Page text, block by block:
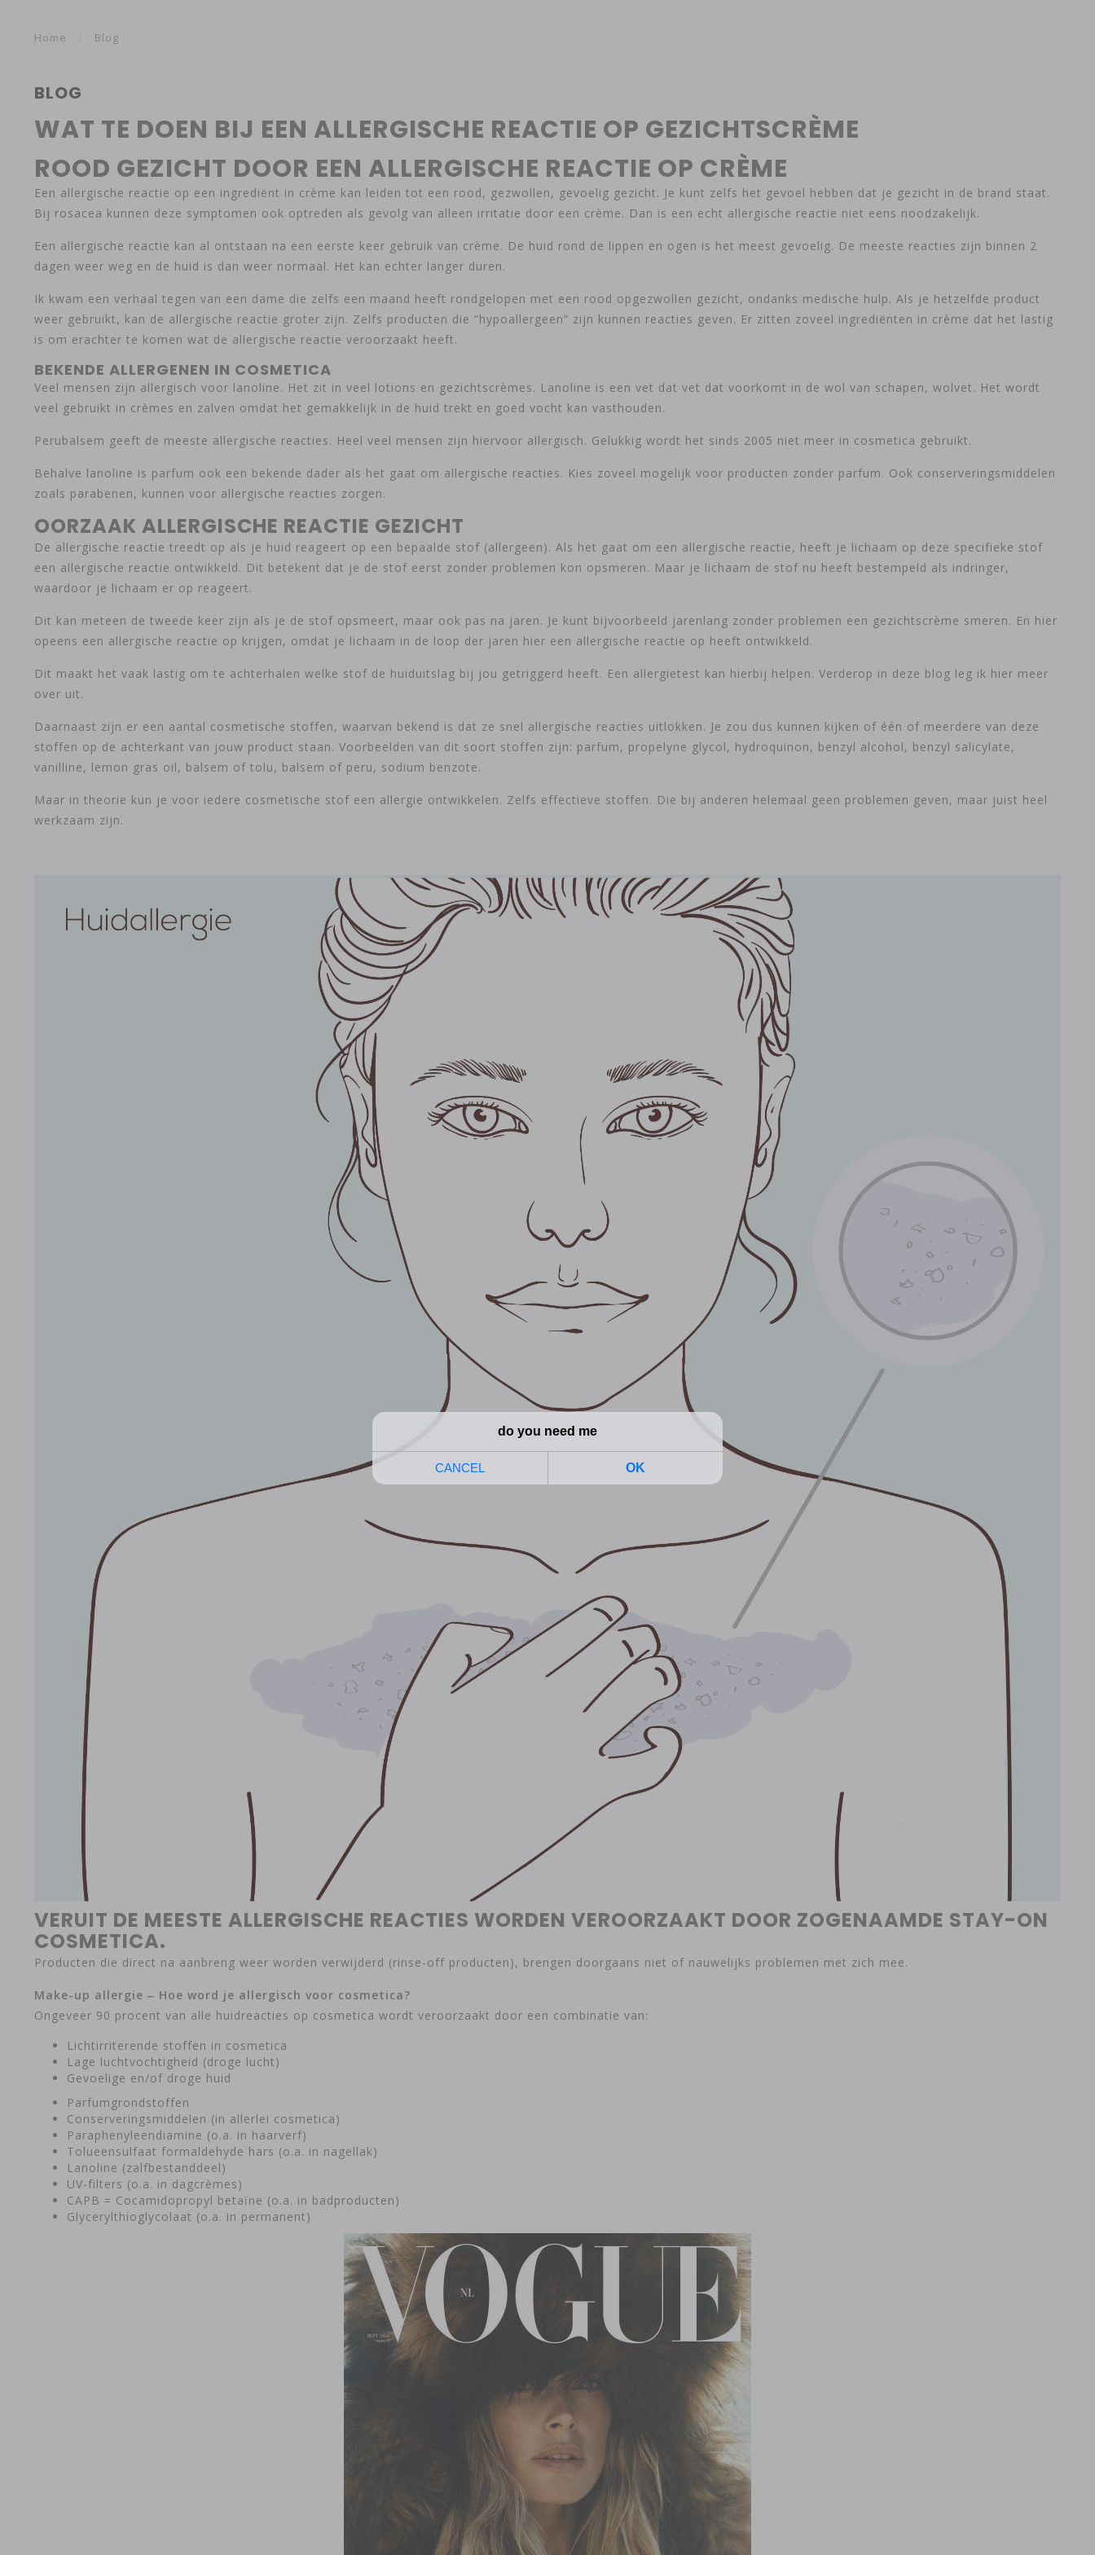
Home Blog
BLOG
WAT TE DOEN BIJ EEN ALLERGISCHE REACTIE OP GEZICHTSCRÈME
ROOD GEZICHT DOOR EEN ALLERGISCHE REACTIE OP CRÈME
Een allergische reactie op een ingrediënt in crème kan leiden tot een rood, gezwollen, gevoelig gezicht. Je kunt zelfs het gevoel hebben dat je gezicht in de brand staat.
Bij rosacea kunnen deze symptomen ook optreden als gevolg van alleen irritatie door een crème. Dan is een echt allergische reactie niet eens noodzakelijk.
Een allergische reactie kan al ontstaan na een eerste keer gebruik van crème. De huid rond de lippen en ogen is het meest gevoelig. De meeste reacties zijn binnen 2
dagen weer weg en de huid is dan weer normaal. Het kan echter langer duren.
Ik kwam een verhaal tegen van een dame die zelfs een maand heeft rondgelopen met een rood opgezwollen gezicht, ondanks medische hulp. Als je hetzelfde product
weer gebruikt, kan de allergische reactie groter zijn. Zelfs producten die “hypoallergeen” zijn kunnen reacties geven. Er zitten zoveel ingrediënten in crème dat het lastig
is om erachter te komen wat de allergische reactie veroorzaakt heeft.
BEKENDE ALLERGENEN IN COSMETICA
Veel mensen zijn allergisch voor lanoline. Het zit in veel lotions en gezichtscrèmes. Lanoline is een vet dat vet dat voorkomt in de wol van schapen, wolvet. Het wordt
veel gebruikt in crèmes en zalven omdat het gemakkelijk in de huid trekt en goed vocht kan vasthouden.
Perubalsem geeft de meeste allergische reacties. Heel veel mensen zijn hiervoor allergisch. Gelukkig wordt het sinds 2005 niet meer in cosmetica gebruikt.
Behalve lanoline is parfum ook een bekende dader als het gaat om allergische reacties. Kies zoveel mogelijk voor producten zonder parfum. Ook conserveringsmiddelen
zoals parabenen, kunnen voor allergische reacties zorgen.
OORZAAK ALLERGISCHE REACTIE GEZICHT
De allergische reactie treedt op als je huid reageert op een bepaalde stof (allergeen). Als het gaat om een allergische reactie, heeft je lichaam op deze specifieke stof
een allergische reactie ontwikkeld. Dit betekent dat je de stof eerst zonder problemen kon opsmeren. Maar je lichaam de stof nu heeft bestempeld als indringer,
waardoor je lichaam er op reageert.
Dit kan meteen de tweede keer zijn als je de stof opsmeert, maar ook pas na jaren. Je kunt bijvoorbeeld jarenlang zonder problemen een gezichtscrème smeren. En hier
opeens een allergische reactie op krijgen, omdat je lichaam in de loop der jaren hier een allergische reactie op heeft ontwikkeld.
Dit maakt het vaak lastig om te achterhalen welke stof de huiduitslag bij jou getriggerd heeft. Een allergietest kan hierbij helpen. Verderop in deze blog leg ik hier meer
over uit.
Daarnaast zijn er een aantal cosmetische stoffen, waarvan bekend is dat ze snel allergische reacties uitlokken. Je zou dus kunnen kijken of één of meerdere van deze
stoffen op de achterkant van jouw product staan. Voorbeelden van dit soort stoffen zijn: parfum, propelyne glycol, hydroquinon, benzyl alcohol, benzyl salicylate,
vanilline, lemon gras oil, balsem of tolu, balsem of peru, sodium benzote.
Maar in theorie kun je voor iedere cosmetische stof een allergie ontwikkelen. Zelfs effectieve stoffen. Die bij anderen helemaal geen problemen geven, maar juist heel
werkzaam zijn.
VERUIT DE MEESTE ALLERGISCHE REACTIES WORDEN VEROORZAAKT DOOR ZOGENAAMDE STAY-ON
COSMETICA.
Producten die direct na aanbreng weer worden verwijderd (rinse-off producten), brengen doorgaans niet of nauwelijks problemen met zich mee.
Make-up allergie ‒ Hoe word je allergisch voor cosmetica?
Ongeveer 90 procent van alle huidreacties op cosmetica wordt veroorzaakt door een combinatie van:
Lichtirriterende stoffen in cosmetica
Lage luchtvochtigheid (droge lucht)
Gevoelige en/of droge huid
Parfumgrondstoffen
Conserveringsmiddelen (in allerlei cosmetica)
Paraphenyleendiamine (o.a. in haarverf)
Tolueensulfaat formaldehyde hars (o.a. in nagellak)
Lanoline (zalfbestanddeel)
UV-filters (o.a. in dagcrèmes)
CAPB = Cocamidopropyl betaïne (o.a. in badproducten)
Glycerylthioglycolaat (o.a. in permanent)